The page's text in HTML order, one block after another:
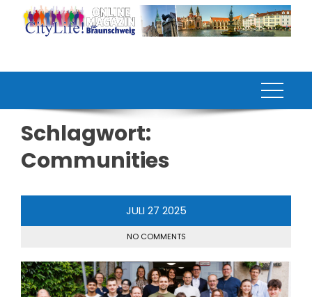
Schlagwort:
Communities
JULI 27 2025
NO COMMENTS